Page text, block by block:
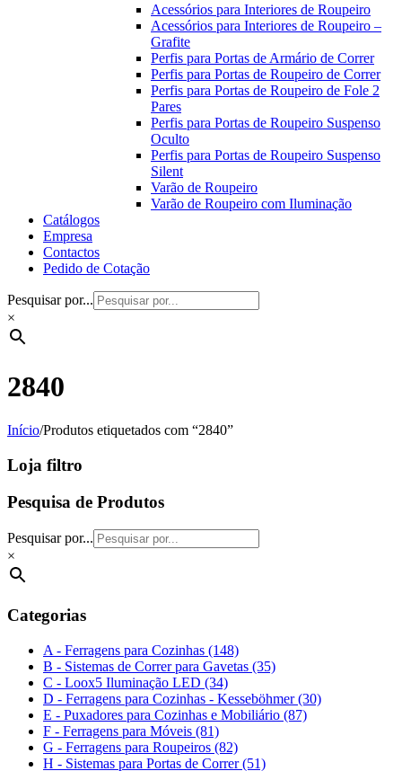
Acessórios para Interiores de Roupeiro
Acessórios para Interiores de Roupeiro –
Grafite
Perfis para Portas de Armário de Correr
Perfis para Portas de Roupeiro de Correr
Perfis para Portas de Roupeiro de Fole 2
Pares
Perfis para Portas de Roupeiro Suspenso
Oculto
Perfis para Portas de Roupeiro Suspenso
Silent
Varão de Roupeiro
Varão de Roupeiro com Iluminação
Catálogos
Empresa
Contactos
Pedido de Cotação
Pesquisar por...
×
2840
Início/Produtos etiquetados com “2840”
Loja filtro
Pesquisa de Produtos
Pesquisar por...
×
Categorias
A - Ferragens para Cozinhas (148)
B - Sistemas de Correr para Gavetas (35)
C - Loox5 Iluminação LED (34)
D - Ferragens para Cozinhas - Kesseböhmer (30)
E - Puxadores para Cozinhas e Mobiliário (87)
F - Ferragens para Móveis (81)
G - Ferragens para Roupeiros (82)
H - Sistemas para Portas de Correr (51)